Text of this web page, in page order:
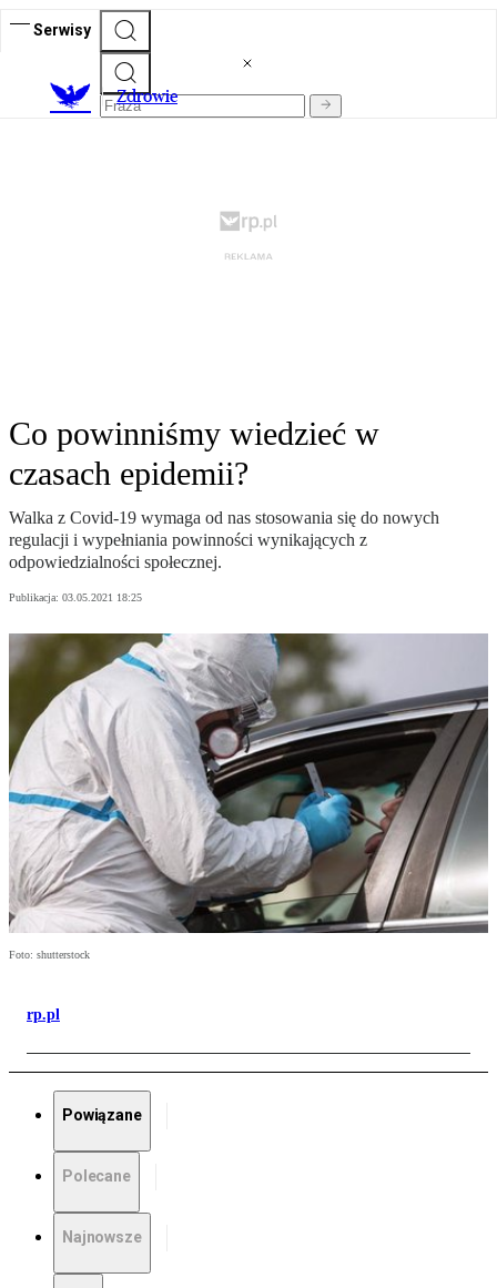
Serwisy
Zdrowie
Co powinniśmy wiedzieć w
czasach epidemii?
Walka z Covid-19 wymaga od nas stosowania się do nowych
regulacji i wypełniania powinności wynikających z
odpowiedzialności społecznej.
Publikacja: 03.05.2021 18:25
Foto: shutterstock
rp.pl
Powiązane
Polecane
Najnowsze